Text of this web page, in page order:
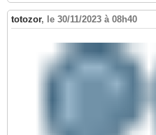
totozor, le 30/11/2023 à 08h40